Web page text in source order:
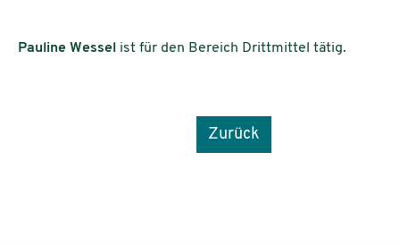
Pauline Wessel ist für den Bereich Drittmittel tätig.
Zurück